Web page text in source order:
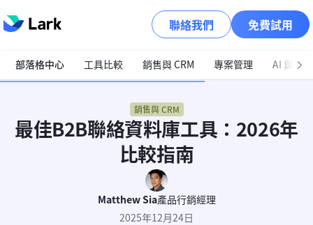
聯絡我們 免費試用
部落格中心 工具比較 銷售與 CRM 專案管理 AI 與自
銷售與 CRM
最佳B2B聯絡資料庫工具：2026年
比較指南
Matthew Sia產品行銷經理
2025年12月24日